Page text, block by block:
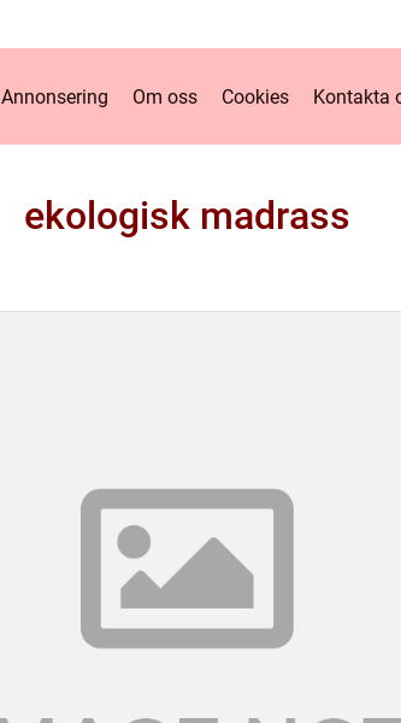
Annonsering Om oss Cookies Kontakta
ekologisk madrass